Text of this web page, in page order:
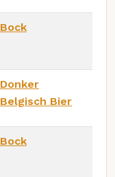
Bock
Donker
Belgisch Bier
Bock